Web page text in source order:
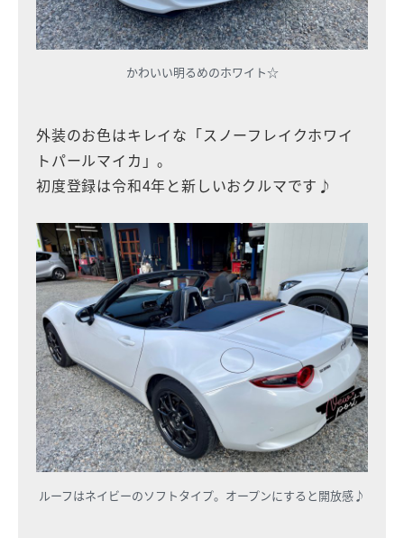
かわいい明るめのホワイト☆
外装のお色はキレイな「スノーフレイクホワイ
トパールマイカ」。
初度登録は令和4年と新しいおクルマです♪
ルーフはネイビーのソフトタイプ。オープンにすると開放感♪